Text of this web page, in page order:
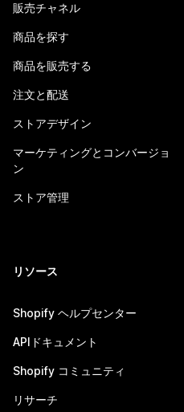
販売チャネル
商品を探す
商品を販売する
注文と配送
ストアデザイン
マーケティングとコンバージョ
ン
ストア管理
リソース
Shopify ヘルプセンター
APIドキュメント
Shopify コミュニティ
リサーチ